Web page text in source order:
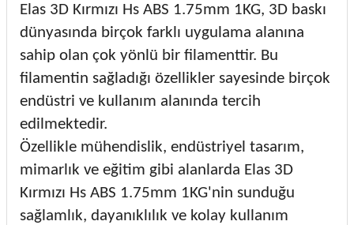
Elas 3D Kırmızı Hs ABS 1.75mm 1KG, 3D baskı
dünyasında birçok farklı uygulama alanına
sahip olan çok yönlü bir filamenttir. Bu
filamentin sağladığı özellikler sayesinde birçok
endüstri ve kullanım alanında tercih
edilmektedir.
Özellikle mühendislik, endüstriyel tasarım,
mimarlık ve eğitim gibi alanlarda Elas 3D
Kırmızı Hs ABS 1.75mm 1KG'nin sunduğu
sağlamlık, dayanıklılık ve kolay kullanım